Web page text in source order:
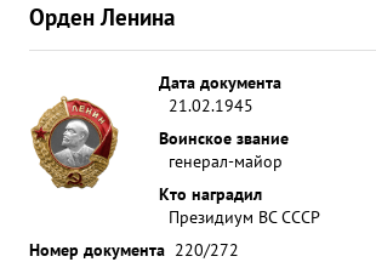
Орден Ленина
Дата документа
21.02.1945
Воинское звание
генерал-майор
Кто наградил
Президиум ВС СССР
Номер документа 220/272